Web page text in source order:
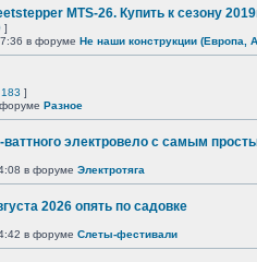
MTS-26. Купить к сезону
]
в форуме Не наши конструкции (Европа,
183 ]
Разное
электровело с самым
в форуме Электротяга
2026 опять по садовке
в форуме Слеты-фестивали